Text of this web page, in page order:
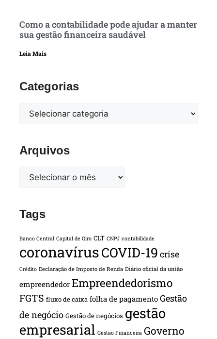
Como a contabilidade pode ajudar a manter
sua gestão financeira saudável
Leia Mais
Categorias
Arquivos
Tags
Banco Central Capital de Giro CLT CNPJ contabilidade
coronavírusCOVID-19 crise
Crédito Declaração de Imposto de Renda Diário oficial da união
empreendedor Empreendedorismo
FGTS fluxo de caixa folha de pagamento Gestão
de negócio Gestão de negócios gestão
empresarial Gestão Financeira Governo